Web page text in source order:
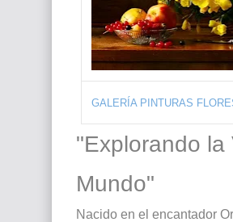
GALERÍA PINTURAS
"Explorando la
Mundo"
Nacido en el encantador